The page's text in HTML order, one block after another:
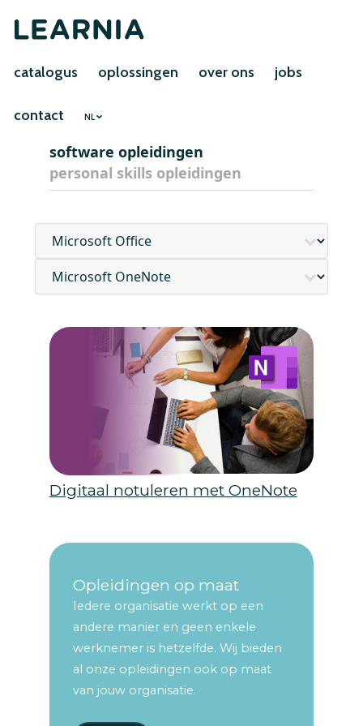
catalogus oplossingen over ons jobs
contact NL
software opleidingen
personal skills opleidingen
Digitaal notuleren met OneNote
Opleidingen op maat
Iedere organisatie werkt op een
andere manier en geen enkele
werknemer is hetzelfde. Wij bieden
al onze opleidingen ook op maat
van jouw organisatie.